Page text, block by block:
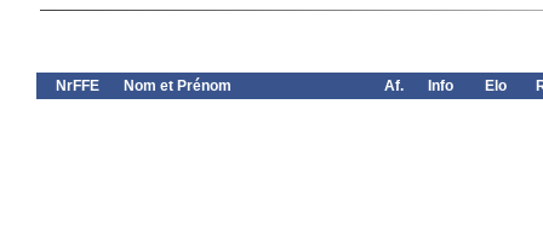
NrFFE Nom et Prénom Af. Info Elo